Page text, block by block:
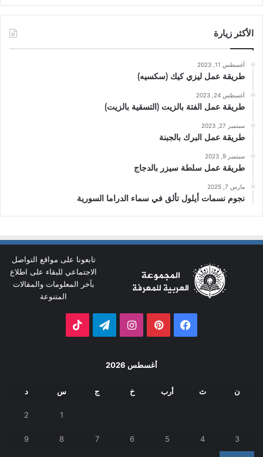
الأكثر زيارة
أغسطس 11, 2023
طريقة عمل ليزي كيك (سكسيه)
أغسطس 24, 2023
طريقة عمل الفتة بالزيت (التسقية بالزيت)
سبتمبر 27, 2023
طريقة عمل البرك بالجبنة
سبتمبر 9, 2023
طريقة عمل سلطة سيزر بالدجاج
مارس 7, 2025
نجوم نسمات أيلول تألق في سماء الدراما السورية
تابعونا على مواقع التواصل
الاجتماعي للبقاء على اطلاع
بآخر المعلومات والمقالات
المتنوعة
فيسبوكبينتيريستانستقرامتيلقرام
أغسطس 2026
ن ث أرب خ ج س د
1
2
3
4
5
6
7
8
9